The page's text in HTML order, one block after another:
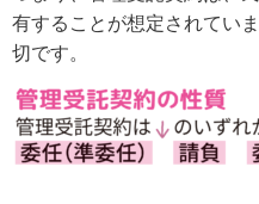
有することが想定されてい
切です。